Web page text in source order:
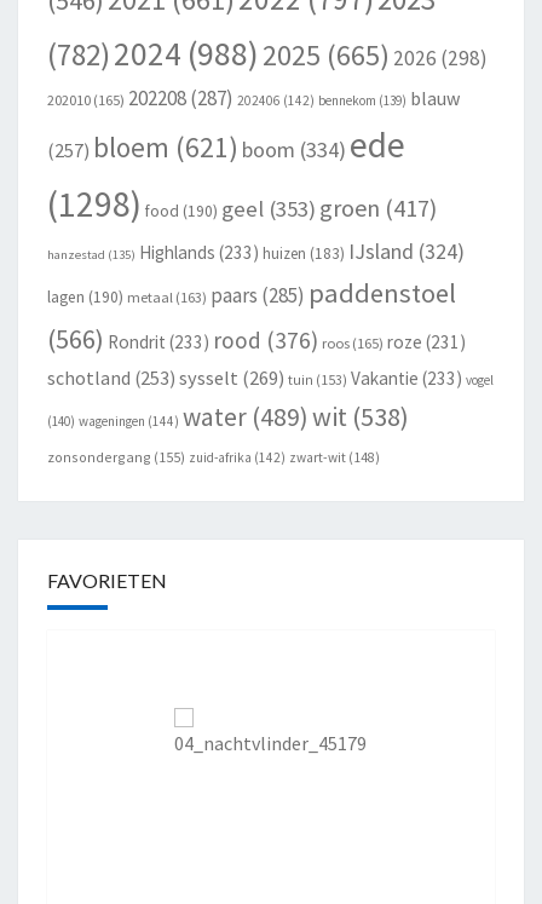
(782)2024 (988) 2025 (665) 2026 (298)
202010 (165) 202208(287) 202406 (142) bennekom (139) blauw
(257) bloem (621) boom (334) ede
(1298) food (190) geel (353) groen (417)
hanzestad (135) Highlands (233) huizen (183) IJsland (324)
lagen (190) metaal (163) paars (285) paddenstoel
(566) Rondrit (233) rood (376) roos (165) roze (231)
schotland (253) sysselt (269) tuin (153) Vakantie (233) vogel
(140) wageningen (144) water (489)wit (538)
zonsondergang (155) zuid-afrika (142) zwart-wit (148)
FAVORIETEN